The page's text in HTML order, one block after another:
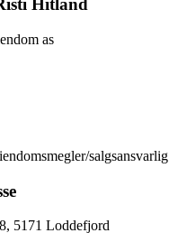
Hitland
as
5171 Loddefjord